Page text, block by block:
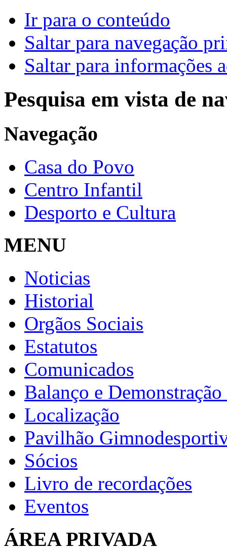
Ir para o conteúdo
Saltar para navegação
Saltar para informações
Pesquisa em vista de
Navegação
Casa do Povo
Centro Infantil
Desporto e Cultura
MENU
Noticias
Historial
Orgãos Sociais
Estatutos
Comunicados
Balanço e
Localização
Pavilhão
Sócios
Livro de recordações
Eventos
ÁREA PRIVADA